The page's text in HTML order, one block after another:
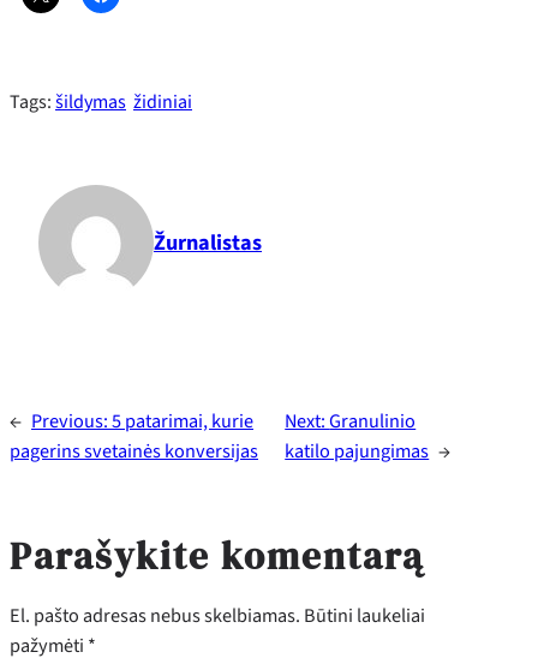
Tags:šildymas židiniai
Žurnalistas
← Previous:5 patarimai, kurie
pagerins svetainės konversijas
Next:Granulinio
katilo pajungimas →
Parašykite komentarą
El. pašto adresas nebus skelbiamas. Būtini laukeliai
pažymėti *